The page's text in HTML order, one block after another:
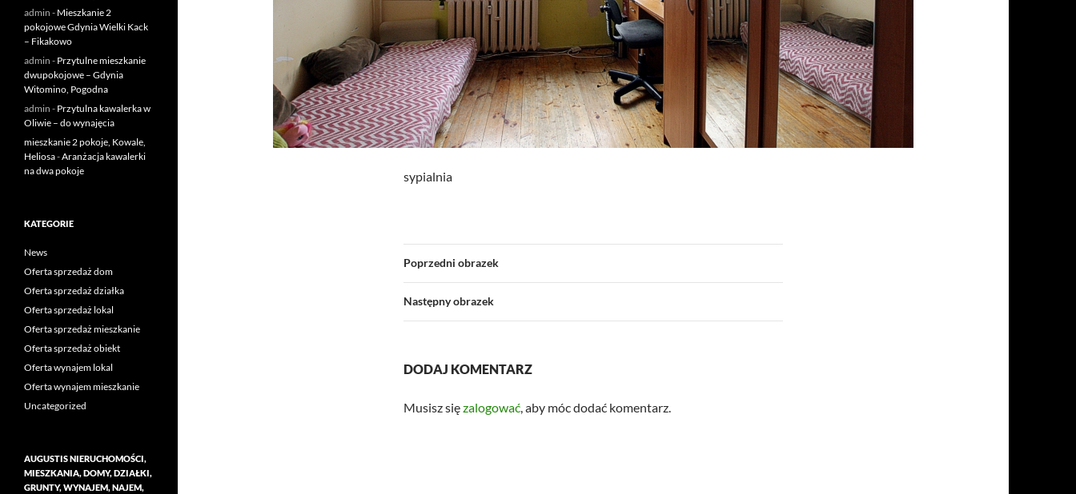
sypialnia
Poprzedni obrazek
Następny obrazek
DODAJ KOMENTARZ
Musisz sięzalogować, aby móc dodać komentarz.
admin - Mieszkanie 2
pokojowe Gdynia Wielki Kack
– Fikakowo
admin - Przytulne mieszkanie
dwupokojowe – Gdynia
Witomino, Pogodna
admin - Przytulna kawalerka w
Oliwie – do wynajęcia
mieszkanie 2 pokoje, Kowale,
Heliosa-Aranżacja kawalerki
na dwa pokoje
KATEGORIE
News
Oferta sprzedaż dom
Oferta sprzedaż działka
Oferta sprzedaż lokal
Oferta sprzedaż mieszkanie
Oferta sprzedaż obiekt
Oferta wynajem lokal
Oferta wynajem mieszkanie
Uncategorized
AUGUSTIS NIERUCHOMOŚCI,
MIESZKANIA, DOMY, DZIAŁKI,
GRUNTY, WYNAJEM, NAJEM,